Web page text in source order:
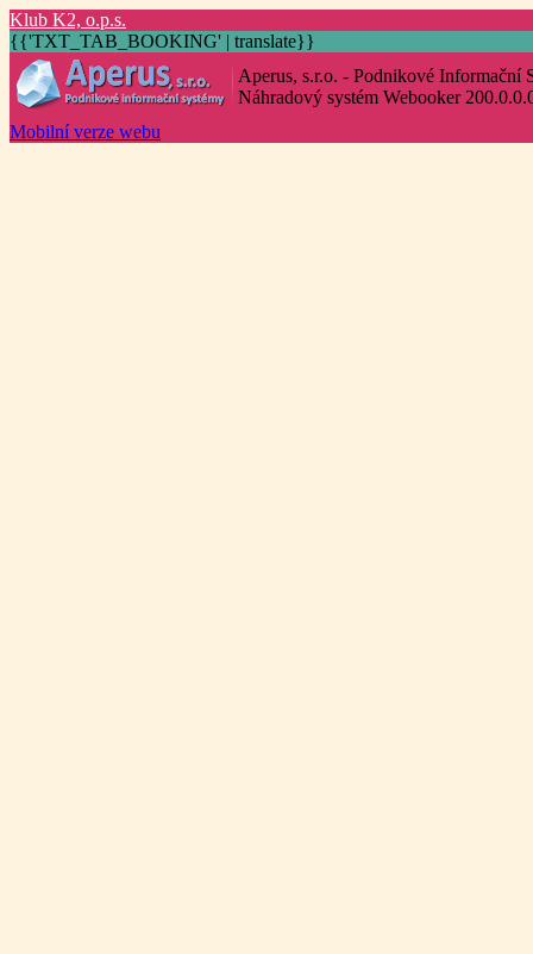
Klub K2, o.p.s.
{{'TXT_TAB_BOOKING' | translate}}
Aperus, s.r.o. - Podnikové Informační
Náhradový systém Webooker
Mobilní verze webu